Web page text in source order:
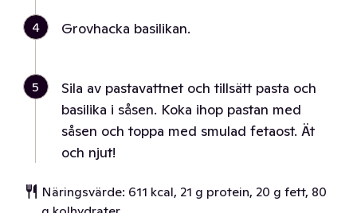
4 Grovhacka basilikan.
5
Sila av pastavattnet och tillsätt pasta och
basilika i såsen. Koka ihop pastan med
såsen och toppa med smulad fetaost. Ät
och njut!
Näringsvärde: 611 kcal, 21 g protein, 20 g fett, 80